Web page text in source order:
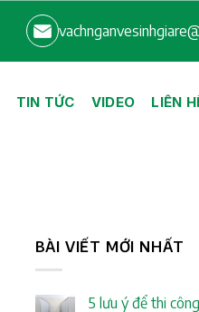
TIN TỨC VIDEO LIÊN
BÀI VIẾT MỚI NHẤT
5 lưu ý để thi